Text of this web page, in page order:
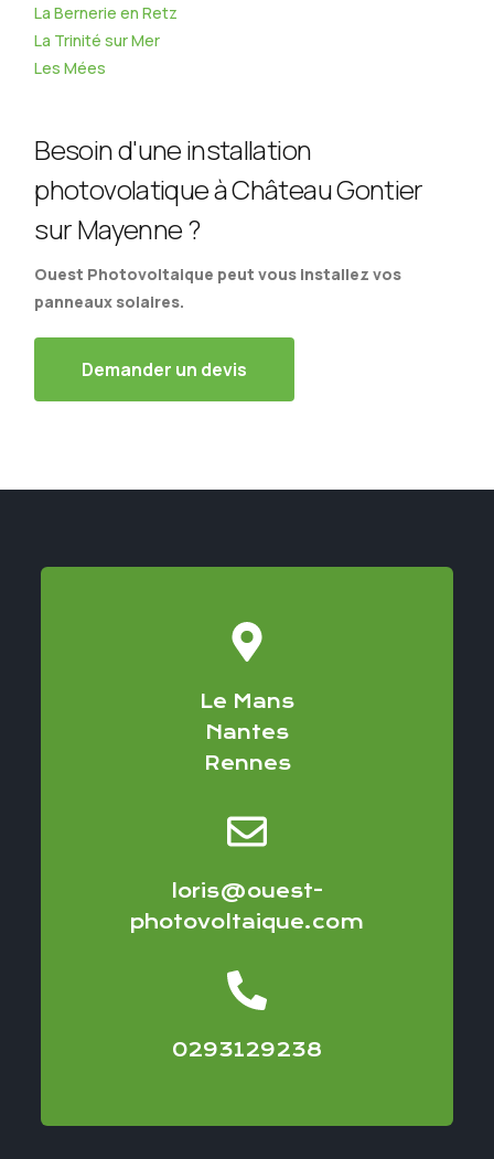
La Bernerie en Retz
La Trinité sur Mer
Les Mées
Besoin d'une installation
photovolatique à Château Gontier
sur Mayenne ?
Ouest Photovoltaique peut vous installez vos
panneaux solaires.
Demander un devis
Le Mans
Nantes
Rennes
loris@ouest-
photovoltaique.com
0293129238